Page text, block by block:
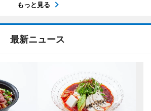
もっと見る
最新ニュース